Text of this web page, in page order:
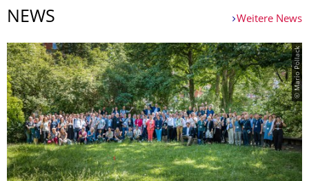
NEWS Weitere News
© Mario Pollack